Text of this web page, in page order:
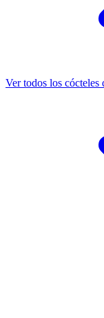
Ver todos los